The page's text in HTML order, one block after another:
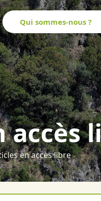
Qui sommes-nous ?
accès
en accès libre